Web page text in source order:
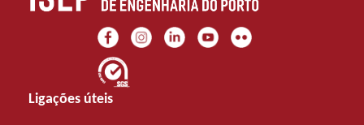
Ligações úteis